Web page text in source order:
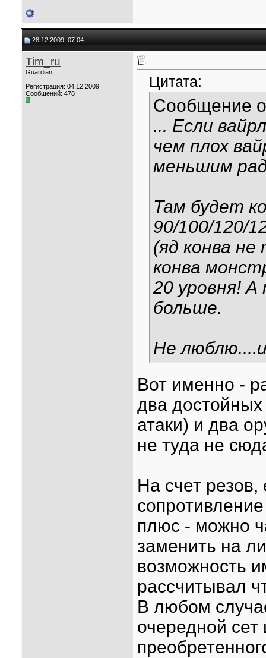
28.12.2009, 07:04
Tim_ru
Guardian
Регистрация: 04.12.2009
Сообщений: 478
Цитата:
Сообщение
... Если
чем плох
меньшим
Там будет
90/100/120/
(яд конва
конва
20 уровня!
больше.
Не
Вот именно -
два
атаки) и два
не туда не
На счет
плюс - можно
заменить на
возможность
рассчитывал
В любом
очередной